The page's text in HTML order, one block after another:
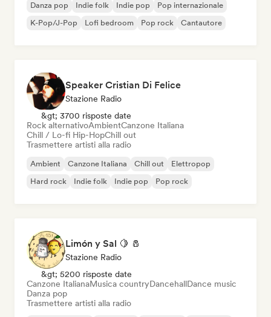
Danza pop Indie folk Indie pop
Pop internazionale
K-Pop/J-Pop
Lofi bedroom Pop rock Cantautore
Speaker Cristian Di Felice
Stazione Radio
&gt; 3700 risposte date
Rock alternativoAmbientCanzone Italiana
Chill / Lo-fi Hip-HopChill out
Trasmettere artisti alla radio
Ambient Canzone Italiana Chill out
Elettropop
Hard rock
Indie folk Indie pop Pop rock
Limón y Sal 🍋 🧂
Stazione Radio
&gt; 5200 risposte date
Canzone ItalianaMusica countryDancehallDance music
Danza pop
Trasmettere artisti alla radio